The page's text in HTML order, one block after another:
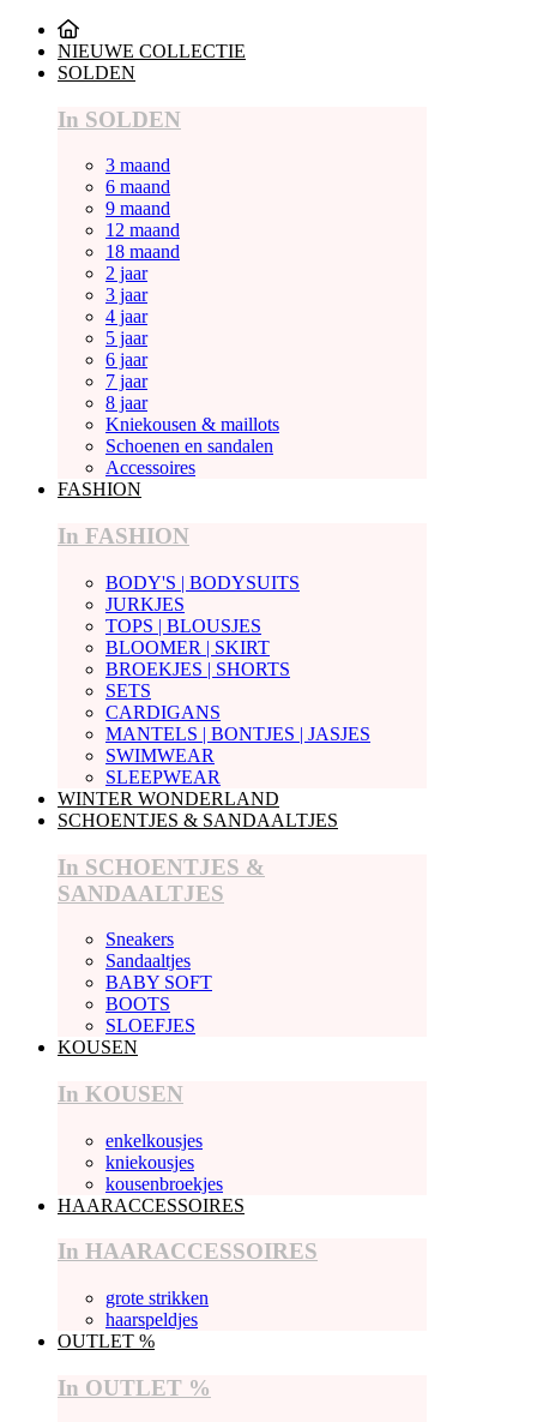
NIEUWE COLLECTIE
SOLDEN
In SOLDEN
3 maand
6 maand
9 maand
12 maand
18 maand
2 jaar
3 jaar
4 jaar
5 jaar
6 jaar
7 jaar
8 jaar
Kniekousen & maillots
Schoenen en sandalen
Accessoires
FASHION
In FASHION
BODY'S | BODYSUITS
JURKJES
TOPS | BLOUSJES
BLOOMER | SKIRT
BROEKJES | SHORTS
SETS
CARDIGANS
MANTELS | BONTJES | JASJES
SWIMWEAR
SLEEPWEAR
WINTER WONDERLAND
SCHOENTJES & SANDAALTJES
In SCHOENTJES &
SANDAALTJES
Sneakers
Sandaaltjes
BABY SOFT
BOOTS
SLOEFJES
KOUSEN
In KOUSEN
enkelkousjes
kniekousjes
kousenbroekjes
HAARACCESSOIRES
In HAARACCESSOIRES
grote strikken
haarspeldjes
OUTLET %
In OUTLET %